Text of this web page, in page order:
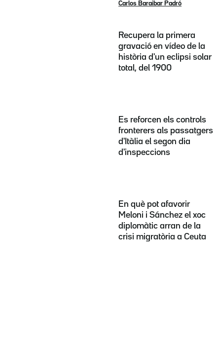
Carlos Baraibar Padró
Recupera la primera
gravació en vídeo de la
història d'un eclipsi solar
total, del 1900
Es reforcen els controls
fronterers als passatgers
d'Itàlia el segon dia
d'inspeccions
En què pot afavorir
Meloni i Sánchez el xoc
diplomàtic arran de la
crisi migratòria a Ceuta